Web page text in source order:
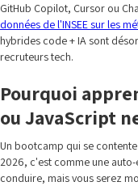
GitHub Copilot, Cursor ou
données de l'INSEE sur les
hybrides code + IA sont
recruteurs tech.
Pourquoi
ou JavaScript
Un bootcamp qui se contente
2026, c'est comme une
conduire, mais vous serez